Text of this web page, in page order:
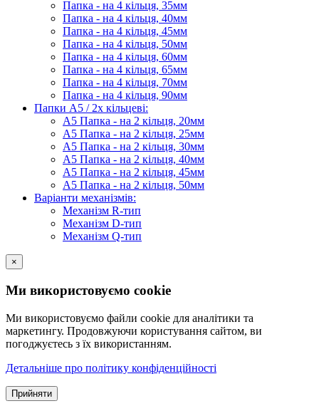
Папка - на 4 кільця, 35мм
Папка - на 4 кільця, 40мм
Папка - на 4 кільця, 45мм
Папка - на 4 кільця, 50мм
Папка - на 4 кільця, 60мм
Папка - на 4 кільця, 65мм
Папка - на 4 кільця, 70мм
Папка - на 4 кільця, 90мм
Папки А5 / 2х кільцеві:
А5 Папка - на 2 кільця, 20мм
А5 Папка - на 2 кільця, 25мм
А5 Папка - на 2 кільця, 30мм
А5 Папка - на 2 кільця, 40мм
А5 Папка - на 2 кільця, 45мм
А5 Папка - на 2 кільця, 50мм
Варіанти механізмів:
Механізм R-тип
Механізм D-тип
Механізм Q-тип
×
Ми використовуємо cookie
Ми використовуємо файли cookie для аналітики та
маркетингу. Продовжуючи користування сайтом, ви
погоджуєтесь з їх використанням.
Детальніше про політику конфіденційності
Прийняти